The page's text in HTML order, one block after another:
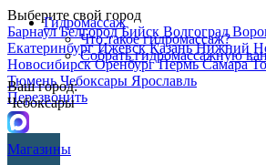
Выберите свой город
БарнаулБелгородБийск Волгоград
ЕкатеринбургИжевскКазаньНижний
НовосибирскОренбургПермьСамара
ТюменьЧебоксары Ярославль
Перезвонить
Гидромассаж
Что такое гидромассаж?
Собрать гидромассажную
Ваш город:
Чебоксары
Магазины